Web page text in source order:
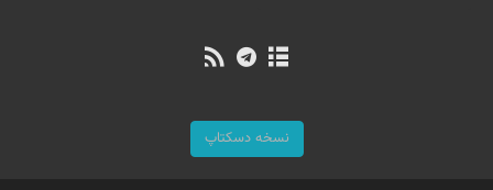
نسخه دسکتاپ